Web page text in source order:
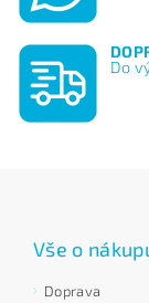
Do
Vše o
Doprava